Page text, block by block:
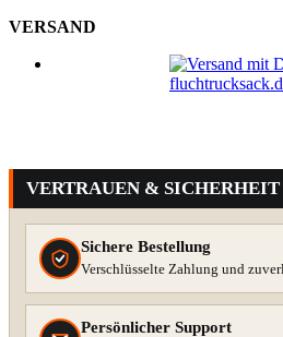
VERSAND
VERTRAUEN & SICHERHEIT
Sichere Bestellung
Verschlüsselte Zahlung und
Persönlicher Support